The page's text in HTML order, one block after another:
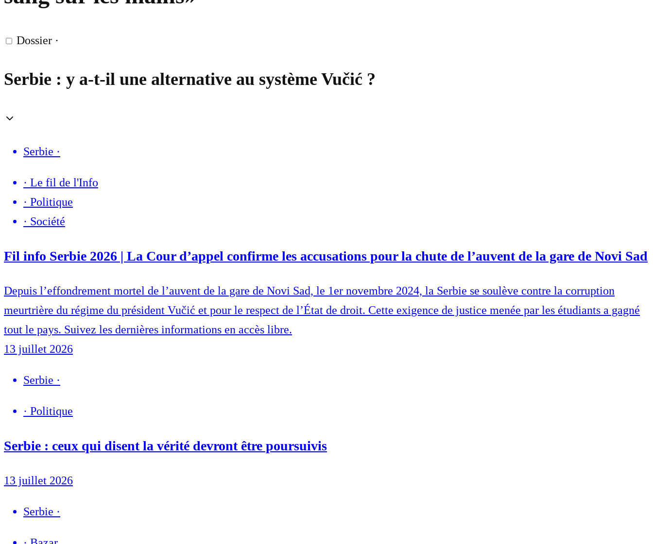
Dossier ·
Serbie : y a-t-il une alternative au système Vučić ?
Serbie ·
· Le fil de l'Info
· Politique
· Société
Fil info Serbie 2026 | La Cour d’appel confirme les accusations pour la chute de l’auvent de la gare de Novi Sad
Depuis l’effondrement mortel de l’auvent de la gare de Novi Sad, le 1er novembre 2024, la Serbie se soulève contre la corruption
meurtrière du régime du président Vučić et pour le respect de l’État de droit. Cette exigence de justice menée par les étudiants a gagné
tout le pays. Suivez les dernières informations en accès libre.
13 juillet 2026
Serbie ·
· Politique
Serbie : ceux qui disent la vérité devront être poursuivis
13 juillet 2026
Serbie ·